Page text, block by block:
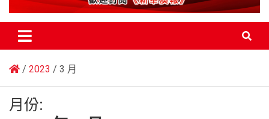
2023 3 月
月份: